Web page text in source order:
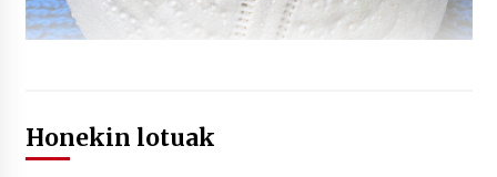
Honekin lotuak